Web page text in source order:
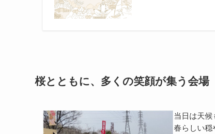
桜とともに、多くの笑顔が集う会場
当日は天候
春らしい穏